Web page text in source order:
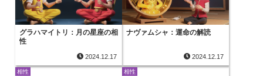
グラハマイトリ：月の星座の相
性
2024.12.17
ナヴァムシャ：運命の解読
2024.12.17
相性 相性